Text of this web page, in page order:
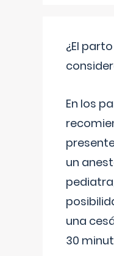
¿El
En los
un
una
30